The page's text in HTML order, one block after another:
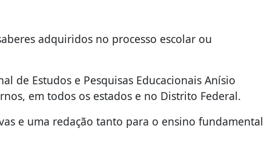
adquiridos no processo escolar ou
de Estudos e Pesquisas Educacionais Anísio
em todos os estados e no Distrito Federal.
e uma redação tanto para o ensino fundamental